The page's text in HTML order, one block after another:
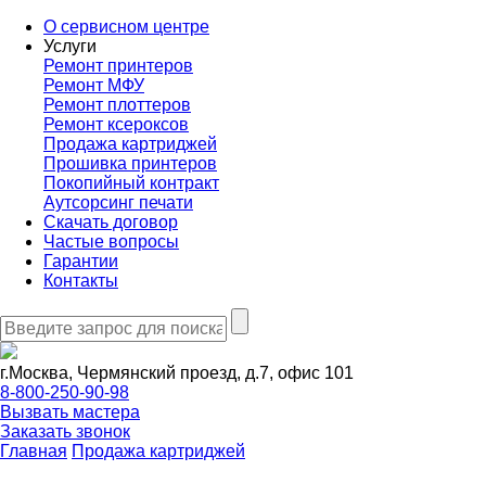
О сервисном центре
Услуги
Ремонт принтеров
Ремонт МФУ
Ремонт плоттеров
Ремонт ксероксов
Продажа картриджей
Прошивка принтеров
Покопийный контракт
Аутсорсинг печати
Скачать договор
Частые вопросы
Гарантии
Контакты
г.Москва, Чермянский проезд, д.7, офис 101
8-800-250-90-98
Вызвать мастера
Заказать звонок
Главная Продажа картриджей